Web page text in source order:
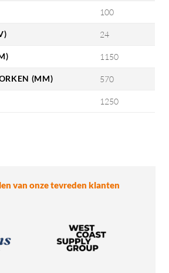
100
24
1150
(MM) 570
1250
van onze tevreden klanten